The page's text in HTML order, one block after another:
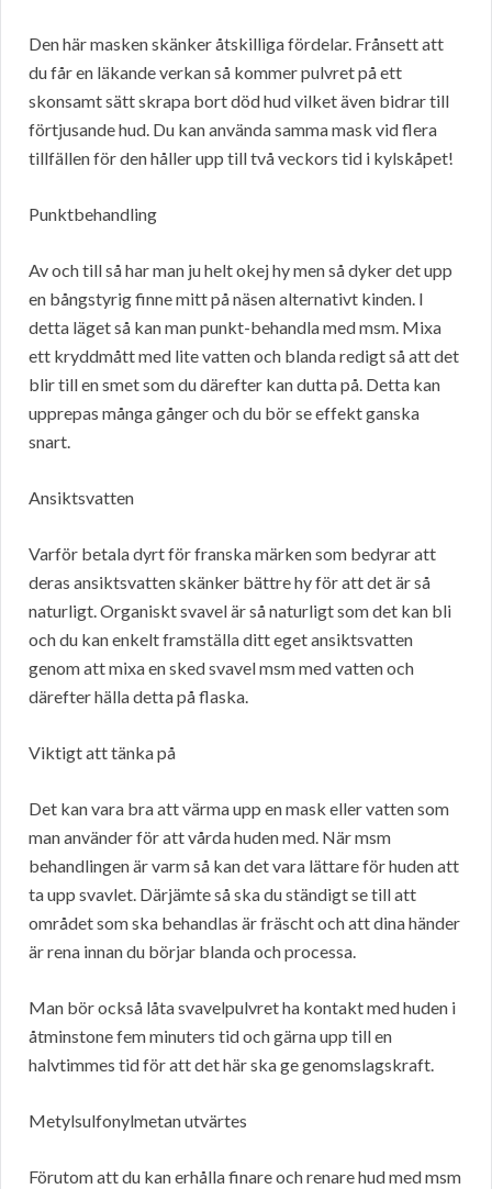
Den här masken skänker åtskilliga fördelar. Frånsett att
du får en läkande verkan så kommer pulvret på ett
skonsamt sätt skrapa bort död hud vilket även bidrar till
förtjusande hud. Du kan använda samma mask vid flera
tillfällen för den håller upp till två veckors tid i kylskåpet!
Punktbehandling
Av och till så har man ju helt okej hy men så dyker det upp
en bångstyrig finne mitt på näsen alternativt kinden. I
detta läget så kan man punkt-behandla med msm. Mixa
ett kryddmått med lite vatten och blanda redigt så att det
blir till en smet som du därefter kan dutta på. Detta kan
upprepas många gånger och du bör se effekt ganska
snart.
Ansiktsvatten
Varför betala dyrt för franska märken som bedyrar att
deras ansiktsvatten skänker bättre hy för att det är så
naturligt. Organiskt svavel är så naturligt som det kan bli
och du kan enkelt framställa ditt eget ansiktsvatten
genom att mixa en sked svavel msm med vatten och
därefter hälla detta på flaska.
Viktigt att tänka på
Det kan vara bra att värma upp en mask eller vatten som
man använder för att vårda huden med. När msm
behandlingen är varm så kan det vara lättare för huden att
ta upp svavlet. Därjämte så ska du ständigt se till att
området som ska behandlas är fräscht och att dina händer
är rena innan du börjar blanda och processa.
Man bör också låta svavelpulvret ha kontakt med huden i
åtminstone fem minuters tid och gärna upp till en
halvtimmes tid för att det här ska ge genomslagskraft.
Metylsulfonylmetan utvärtes
Förutom att du kan erhålla finare och renare hud med msm